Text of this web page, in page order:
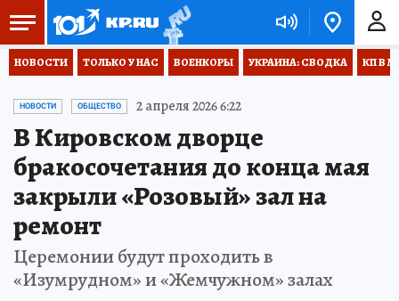
НОВОСТИ ТОЛЬКО У НАС ВОЕНКОРЫ УКРАИНА: СВОДКА КП В
НОВОСТИ ОБЩЕСТВО 2 апреля 2026 6:22
В Кировском дворце
бракосочетания до конца мая
закрыли «Розовый» зал на
ремонт
Церемонии будут проходить в
«Изумрудном» и «Жемчужном» залах